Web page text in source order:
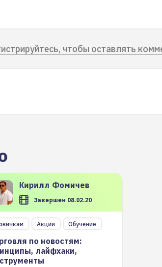
чтобы оставлять
Кирилл Фомичев
Завершен 08.02.20
Акции Обучение
по новостям:
лайфхаки,